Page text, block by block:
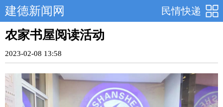
民情快递
建德新闻网
农家书屋阅读活动
2023-02-08 13:58